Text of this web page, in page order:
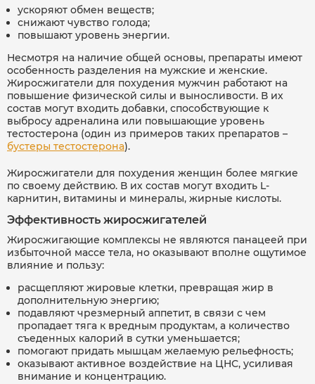
ускоряют обмен веществ;
снижают чувство голода;
повышают уровень энергии.
Несмотря на наличие общей основы, препараты имеют
особенность разделения на мужские и женские.
Жиросжигатели для похудения мужчин работают на
повышение физической силы и выносливости. В их
состав могут входить добавки, способствующие к
выбросу адреналина или повышающие уровень
тестостерона (один из примеров таких препаратов –
бустеры тестостерона).
Жиросжигатели для похудения женщин более мягкие
по своему действию. В их состав могут входить L-
карнитин, витамины и минералы, жирные кислоты.
Эффективность жиросжигателей
Жиросжигающие комплексы не являются панацеей при
избыточной массе тела, но оказывают вполне ощутимое
влияние и пользу:
расщепляют жировые клетки, превращая жир в
дополнительную энергию;
подавляют чрезмерный аппетит, в связи с чем
пропадает тяга к вредным продуктам, а количество
съеденных калорий в сутки уменьшается;
помогают придать мышцам желаемую рельефность;
оказывают активное воздействие на ЦНС, усиливая
внимание и концентрацию.